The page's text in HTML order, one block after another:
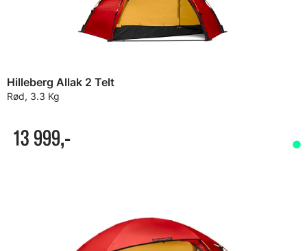
Hilleberg Allak 2 Telt
Rød, 3.3 Kg
13 999,-